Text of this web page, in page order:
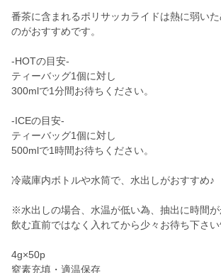
番茶に含まれるポリサッカライドは熱に弱い
のがおすすめです。
-HOTの目安-
ティーバッグ1個に対し
300mlで1分間お待ちください。
-ICEの目安-
ティーバッグ1個に対し
500mlで1時間お待ちください。
冷蔵庫内ボトルや水筒で、水出しがおすすめ♪
※水出しの場合、水温が低い為、抽出に時間が
飲む直前ではなく入れてから少々お待ち下さ
4g×50p
窒素充填・適温保存